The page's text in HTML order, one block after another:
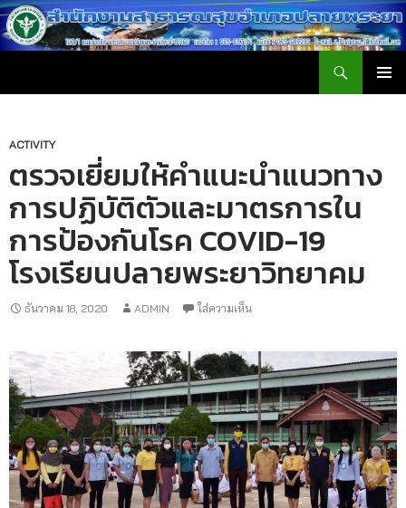
เนื้อหา
ACTIVITY
ตรวจเยี่ยมให้คำแนะนำแนวทาง
การปฏิบัติตัวและมาตรการใน
การป้องกันโรค COVID-19
โรงเรียนปลายพระยาวิทยาคม
ธันวาคม 18, 2020 ADMIN ใส่ความเห็น